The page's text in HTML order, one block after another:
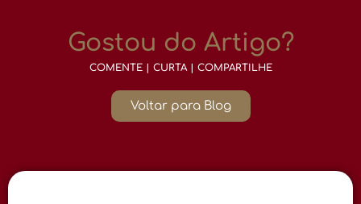
Gostou do Artigo?
COMENTE | CURTA | COMPARTILHE
Voltar para Blog